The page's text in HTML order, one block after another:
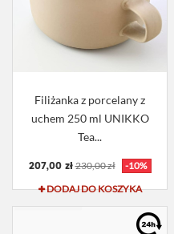
Filiżanka z porcelany z
uchem 250 ml UNIKKO
Tea...
207,00 zł 230,00 zł
-10%
DODAJ DO KOSZYKA